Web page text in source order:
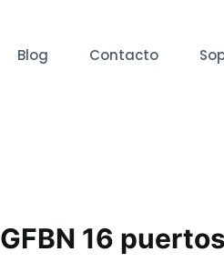
Blog Contacto
GFBN 16